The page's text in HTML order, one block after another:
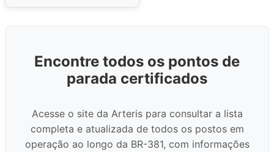
Encontre todos os pontos de
parada certificados
Acesse o site da Arteris para consultar a lista
completa e atualizada de todos os postos em
operação ao longo da BR-381, com informações